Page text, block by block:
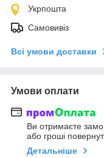
Укрпошта
Самовивіз
Всі умови доставки
Умови оплати
Ви отримаєте
або гроші
Детальніше